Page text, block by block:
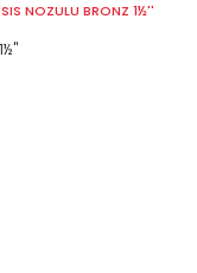
SIS NOZULU BRONZ 1½''